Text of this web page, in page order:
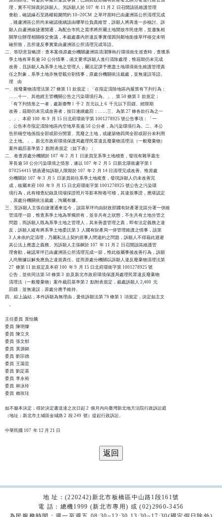
    理，實不可歸責於訴願人。另訴願人於 107  年 11 月 2  日召開該區維護管理
    會勘，確認緣石至路權範圍間約 10~20CM  之草坪當時已由蘆洲區公所清理完成
    ，雖蘆洲區公所尚未確認後續該由哪單位負責維管，訴願人將再進一步檢討。訴
    願人自蘆洲線捷運開通，為配合市民之需求將所屬土地開放市民使用，並邀集相
    關單位辦理相關移交會議，本裁處書內所違反事實僅因與鄰地銜接草坪移交未明
    確所致，且所違反事實業由蘆洲區公所清理完成等語。
二、答辯意旨略謂：查本案係原處分機關蘆洲區清潔隊執行環境衛生巡查時，查獲系
    爭土地有草長逾 50 公分情事，函文要求訴願人進行清除處理，惟屆期仍未完成
    改善，且訴願人為系爭土地之管理人，屬法定課予應盡土地環境衛生維護管理責
    任之對象，系爭土地亦無登載分割情事，原處分機關依法裁處，並無違誤等語。
    理    由
一、按廢棄物清理法第 27 條第 11 款規定：「在指定清除地區內嚴禁有下列行為：
    ……十一、其他經主管機關公告之污染環境行為。」、第 50 條第 3  款規定：
    「有下列情形之一者，處新臺幣 l  千 2  百元以上 6  千元以下罰鍰。經限期
    改善，屆期仍未完成改善者，按日連續處罰：……三、為第 27 條各款行為之一
    。」、本府 100  年 9  月 15 日北府環衛字第 1001278925 號公告事項：「一
    、公告本市指定清除地區內空地草長逾 50 公分者，為污染環境行為。二、本公
    告所稱空地係指全部或部分閒置、荒廢之土地，或建築物四周全部或部分未利用
    之土地。」。新北市政府環境保護局處理民眾違反廢棄物清理法（一般廢棄物）
    案件裁罰基準第 2  點附表規定（如下表）：
二、卷查原處分機關於 107  年 2  月 1  日派員至系爭土地稽查，發現有雜草叢生
    草長逾 50 公分污染環境之情形，遂以 107  年 2  月 5  日新北環衛蘆字第 1
    070254415 號函通知訴願人限期於 107  年 2  月 14 日清理完成改善。惟原處
    分機關於 107  年 3  月 5  日派員前往系爭土地複查，發現訴願人仍未改善完
    成，核屬本府 100  年 9  月 15 日北府環衛字第 1001278925 號公告之污染環
    境行為，此有稽查紀錄及現場採證照片等影本附卷可稽，其違規事證，應堪認定
    ，原處分機關依法裁處，洵屬有據。
三、至訴願人主張自捷運通車迄今，該區草坪均由財政部國有財產署北區分署一併維
    管清理一節，惟查系爭土地為單獨所有，並非共有之狀態，不生共有土地分管之
    問題，而訴願人既為系爭土地之管理人，其未善盡管理之責，即有法定義務之違
    反，訴願人縱有將系爭土地委託第 3  人國有財產局一併管理維護之情事，該第
    3 人未依約定清理，乃屬私法上契約當事人間違約之問題，訴願人不得藉此迴避
    其公法上應盡之義務。另訴願人主張嗣於 107  年 11 月 2  日召開該區維護管
    理會勘，確認草坪已由蘆洲區公所清理完成一節，惟此核屬事後改善行為，訴願
    人尚難據以解免應負之違規責任。從而原處分機關以訴願人違反廢棄物清理法第
    27  條第 11 款規定及本府 100  年 9  月 15 日北府環衛字第 1001278925 號
    公告，並依同法第 50 條第 3  款及新北市政府環境保護局處理民眾違反廢棄物
    清理法（一般廢棄物）案件裁罰基準第 2  點附表規定，裁處訴願人 2,400  元
    罰鍰，並無違誤，原處分應予維持。
四、綜上論結，本件訴願為無理由，爰依訴願法第 79 條第 1  項規定，決定如主文
    。
主任委員  黃怡騰
委員  陳明燦
委員  陳立夫
委員  張文郁
委員  黃源銘
委員  劉宗德
委員  王藹芸
委員  劉定基
委員  李永裕
委員  林泳玲
委員  賴玫珪
如不服本決定，得於決定書送達之次日起 2  個月內向臺灣新北地方法院行政訴訟庭
（地址：新北市土城區金城路 2  段 249  號）提起行政訴訟。
地 址：(220242)新北市板橋區中山路1段161號
電 話：總機1999 (新北市專用) 或 (02)2960-3456